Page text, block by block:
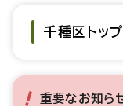
千種区トッ
重要なお知ら